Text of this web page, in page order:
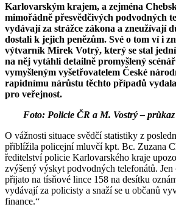
Karlovarským krajem, a zejména
mimořádně přesvědčivých podvodných
vydávají za strážce zákona a zneužívají
dostali k jejich penězům. Své o tom ví i
výtvarník Mirek Votrý, který se stal
na něj vytáhli detailně promyšlený
vymyšleným vyšetřovatelem České
rapidnímu nárůstu těchto případů
pro veřejnost.
Foto: Policie ČR a M. Vostrý –
O vážnosti situace svědčí statistiky z
přiblížila policejní mluvčí kpt. Bc. Zuzana
ředitelství policie Karlovarského kraje
zvýšený výskyt podvodných telefonátů.
přijato na tísňové lince 158 na desítku
vydávají za policisty a snaží se u občanů
finance.“